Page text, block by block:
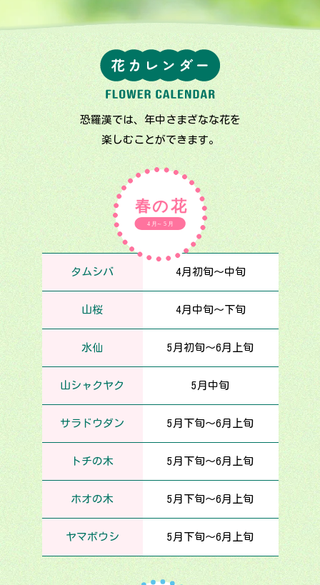
恐羅漢では、年中さまざなな花を
楽しむことができます。
タムシバ 4月初旬～中旬
山桜 4月中旬～下旬
水仙 5月初旬～6月上旬
山シャクヤク 5月中旬
サラドウダン 5月下旬～6月上旬
トチの木 5月下旬～6月上旬
ホオの木 5月下旬～6月上旬
ヤマボウシ 5月下旬～6月上旬